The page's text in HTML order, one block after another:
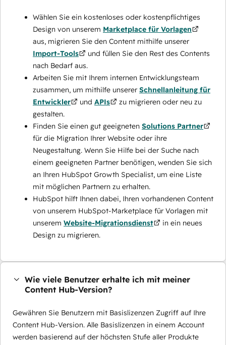
Wählen Sie ein kostenloses oder kostenpflichtiges
Design von unserem Marketplace für Vorlagen
aus, migrieren Sie den Content mithilfe unserer
Import-Tools
und füllen Sie den Rest des Contents
nach Bedarf aus.
Arbeiten Sie mit Ihrem internen Entwicklungsteam
zusammen, um mithilfe unserer Schnellanleitung für
Entwickler
und APIs
zu migrieren oder neu zu
gestalten.
Finden Sie einen gut geeigneten Solutions Partner
für die Migration Ihrer Website oder ihre
Neugestaltung. Wenn Sie Hilfe bei der Suche nach
einem geeigneten Partner benötigen, wenden Sie sich
an Ihren HubSpot Growth Specialist, um eine Liste
mit möglichen Partnern zu erhalten.
HubSpot hilft Ihnen dabei, Ihren vorhandenen Content
von unserem HubSpot-Marketplace für Vorlagen mit
unserem Website-Migrationsdienst
in ein neues
Design zu migrieren.
Wie viele Benutzer erhalte ich mit meiner
Content Hub-Version?
Gewähren Sie Benutzern mit Basislizenzen Zugriff auf Ihre
Content Hub-Version. Alle Basislizenzen in einem Account
werden basierend auf der höchsten Stufe aller Produkte